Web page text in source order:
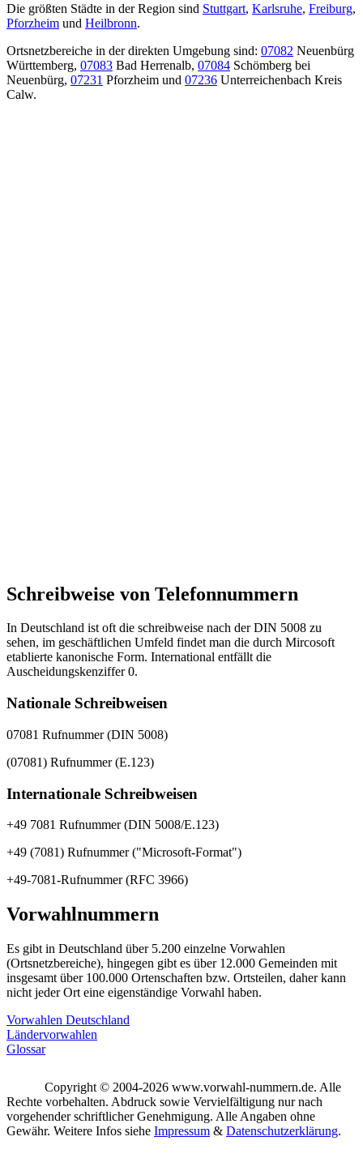
Die größten Städte in der Region sind Stuttgart, Karlsruhe, Freiburg,
Pforzheim und Heilbronn.
Ortsnetzbereiche in der direkten Umgebung sind: 07082 Neuenbürg
Württemberg, 07083 Bad Herrenalb, 07084 Schömberg bei
Neuenbürg, 07231 Pforzheim und 07236 Unterreichenbach Kreis
Calw.
Schreibweise von Telefonnummern
In Deutschland ist oft die schreibweise nach der DIN 5008 zu
sehen, im geschäftlichen Umfeld findet man die durch Mircosoft
etablierte kanonische Form. International entfällt die
Auscheidungskenziffer 0.
Nationale Schreibweisen
07081 Rufnummer (DIN 5008)
(07081) Rufnummer (E.123)
Internationale Schreibweisen
+49 7081 Rufnummer (DIN 5008/E.123)
+49 (7081) Rufnummer ("Microsoft-Format")
+49-7081-Rufnummer (RFC 3966)
Vorwahlnummern
Es gibt in Deutschland über 5.200 einzelne Vorwahlen
(Ortsnetzbereiche), hingegen gibt es über 12.000 Gemeinden mit
insgesamt über 100.000 Ortenschaften bzw. Ortsteilen, daher kann
nicht jeder Ort eine eigenständige Vorwahl haben.
Vorwahlen Deutschland
Ländervorwahlen
Glossar
Copyright © 2004-2026 www.vorwahl-nummern.de. Alle
Rechte vorbehalten. Abdruck sowie Vervielfältigung nur nach
vorgehender schriftlicher Genehmigung. Alle Angaben ohne
Gewähr. Weitere Infos siehe Impressum & Datenschutzerklärung.